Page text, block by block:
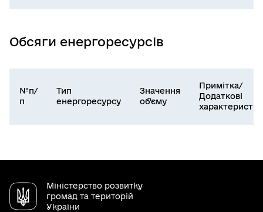
Обсяги енергоресурсів
№п/
п
Тип
енергоресурсу
Значення
об'єму
Примітка/
Додаткові
Міністерство розвитку
громад та територій
України